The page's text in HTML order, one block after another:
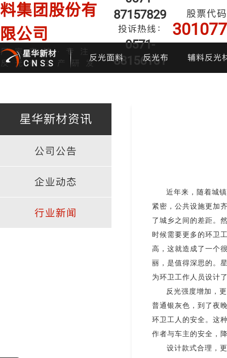
料集团股份有
限公司
厂家直销·专注
反光布生产研发
87157829
投诉热线：
0571-
88156161
股票代码
301077
星华新材
CNSS
反光面料
渐变反光面料
反光布 辅料反光
彩色反光布
星华新材资讯
公司公告
企业动态
行业新闻
近年来，随着城
紧密，公共设施更加
了城乡之间的差距。
时候需要更多的环卫
高，这就造成了一个
丽，是值得深思的。
为环卫工作人员设计
反光强度增加，
普通银灰色，到了夜
环卫工人的安全。这
作者与车主的安全，
设计款式合理，